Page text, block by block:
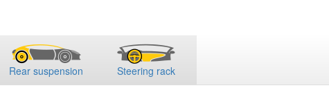
Rear suspension Steering rack